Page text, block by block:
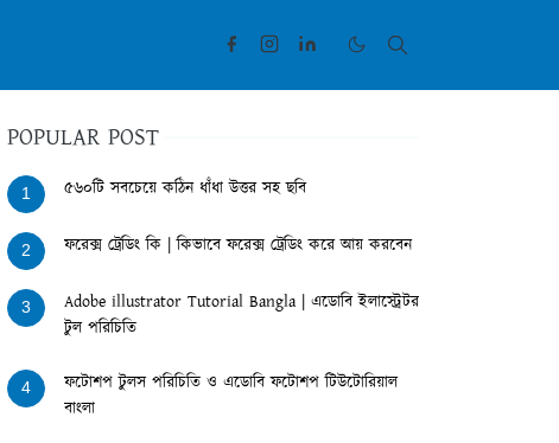
POPULAR POST
1 ৫৬০টি সবচেয়ে কঠিন ধাঁধা উত্তর সহ ছবি
2 ফরেক্স ট্রেডিং কি | কিভাবে ফরেক্স ট্রেডিং করে আয় করবেন
3
Adobe illustrator Tutorial Bangla | এডোবি ইলাস্ট্রেটর
টুল পরিচিতি
4
ফটোশপ টুলস পরিচিতি ও এডোবি ফটোশপ টিউটোরিয়াল
বাংলা